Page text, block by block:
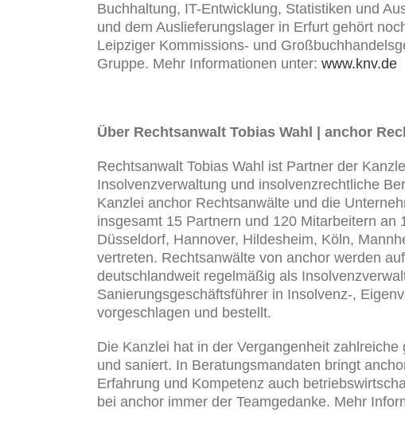
Buchhaltung, IT-Entwicklung, Statistiken und
und dem Auslieferungslager in Erfurt gehört
Leipziger Kommissions- und
Gruppe. Mehr Informationen unter: www.knv.de
Über Rechtsanwalt Tobias Wahl | anchor
Rechtsanwalt Tobias Wahl ist Partner der
Insolvenzverwaltung und insolvenzrechtliche
Kanzlei anchor Rechtsanwälte und die
insgesamt 15 Partnern und 120 Mitarbeitern an
Düsseldorf, Hannover, Hildesheim, Köln,
vertreten. Rechtsanwälte von anchor werden
deutschlandweit regelmäßig als
Sanierungsgeschäftsführer in Insolvenz-,
vorgeschlagen und bestellt.
Die Kanzlei hat in der Vergangenheit
und saniert. In Beratungsmandaten bringt
Erfahrung und Kompetenz auch
bei anchor immer der Teamgedanke. Mehr